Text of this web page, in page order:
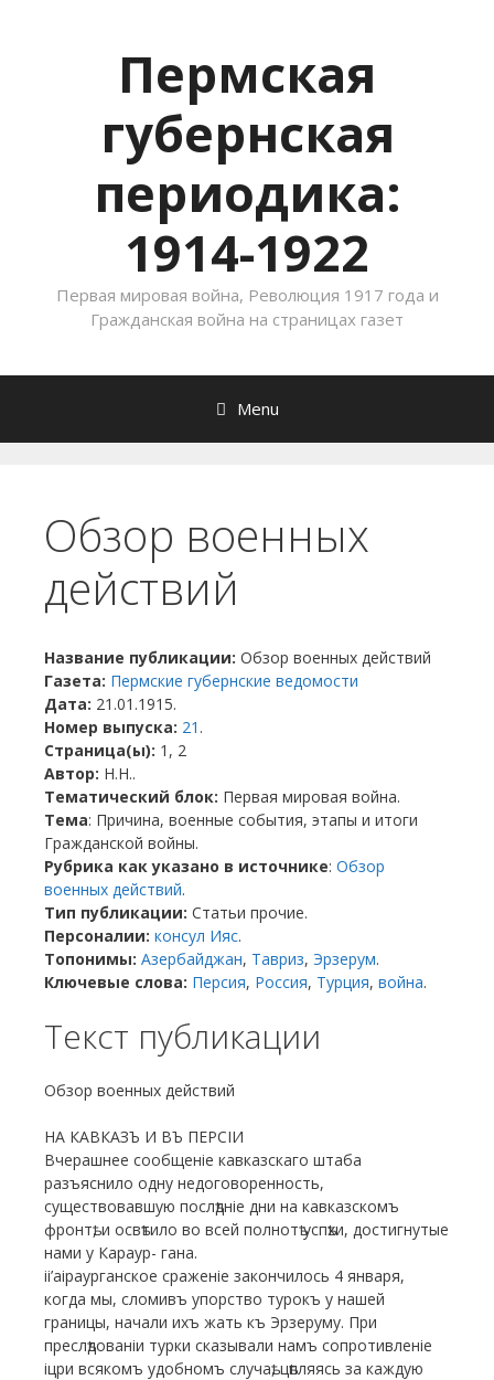
Пермская
губернская
периодика:
1914-1922
Первая мировая война, Революция 1917 года и
Гражданская война на страницах газет
Menu
Обзор военных
действий
Название публикации: Обзор военных действий
Газета: Пермские губернские ведомости
Дата: 21.01.1915.
Номер выпуска: 21 .
Страница(ы): 1, 2
Автор: Н.Н..
Тематический блок: Первая мировая война.
Тема: Причина, военные события, этапы и итоги
Гражданской войны.
Рубрика как указано в источнике: Обзор
военных действий.
Тип публикации: Статьи прочие.
Персоналии: консул Ияс.
Топонимы: Азербайджан, Тавриз, Эрзерум.
Ключевые слова: Персия, Россия, Турция, война.
Текст публикации
Обзор военных действий
НА КАВКАЗЪ И ВЪ ПЕРСІИ
Вчерашнее сообщеніе кавказскаго штаба
разъяснило одну недоговоренность,
существовавшую послѣдніе дни на кавказскомъ
фронтѣ, и освѣтило во всей полнотѣ успѣхи, достигнутые
нами у Караур- гана.
іі’аіраурганское сраженіе закончилось 4 января,
когда мы, сломивъ упорство турокъ у нашей
границы, начали ихъ жать къ Эрзеруму. При
преслѣдованіи турки сказывали намъ сопротивленіе
іцри всякомъ удобномъ случаѣ, цѣпляясь за каждую